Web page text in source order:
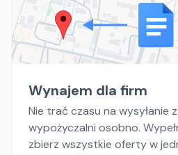
Wynajem dla firm
Nie trać czasu na wysyłanie
wypożyczalni osobno.
zbierz wszystkie oferty w